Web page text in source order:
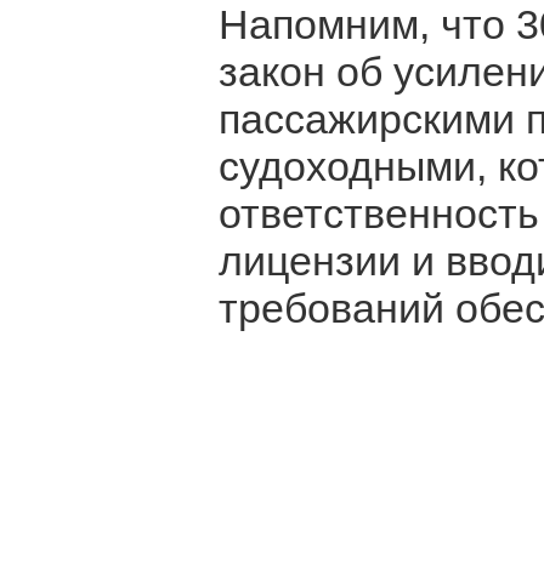
Напомним, что
закон об
пассажирскими
судоходными,
лицензии и
требований